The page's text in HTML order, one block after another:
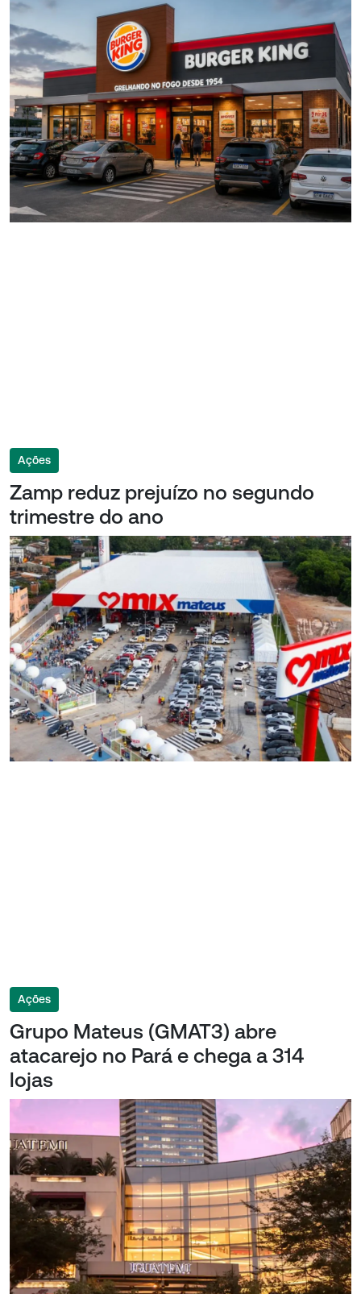
Ações
Zamp reduz prejuízo no segundo
trimestre do ano
Ações
Grupo Mateus (GMAT3) abre
atacarejo no Pará e chega a 314
lojas